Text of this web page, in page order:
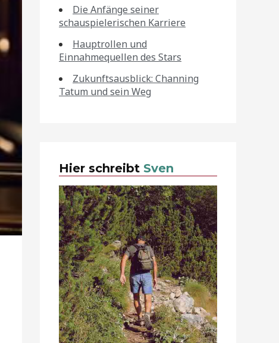
Die Anfänge seiner
schauspielerischen Karriere
Hauptrollen und
Einnahmequellen des Stars
Zukunftsausblick: Channing
Tatum und sein Weg
Hier schreibt Sven